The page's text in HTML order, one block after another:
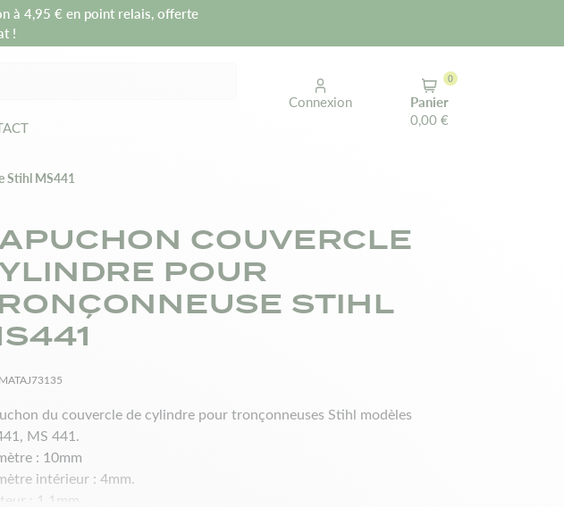
à 4,95 € en point relais, offerte
!
Connexion
Panier
0,00 €
0
Stihl MS441
COUVERCLE
POUR
STIHL
MATAJ73135
du couvercle de cylindre pour tronçonneuses Stihl modèles
MS 441.
: 10mm
intérieur : 4mm.
: 1,1mm.